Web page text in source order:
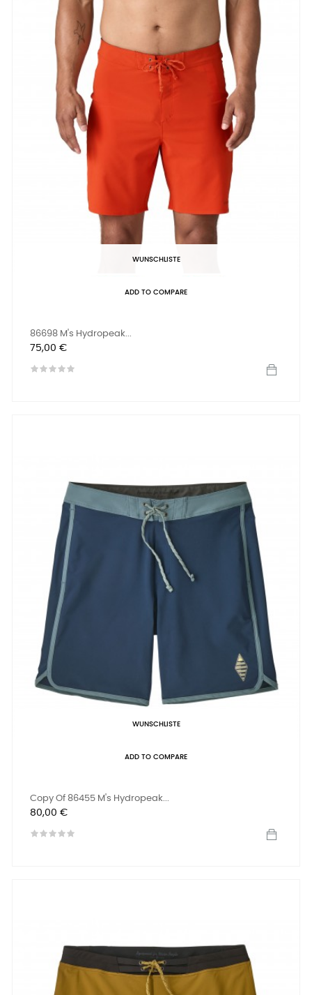
WUNSCHLISTE
ADD TO COMPARE
86698 M's Hydropeak...
Preis
75,00 €
WUNSCHLISTE
ADD TO COMPARE
Copy Of 86455 M's Hydropeak...
Preis
80,00 €